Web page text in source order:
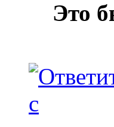
Это